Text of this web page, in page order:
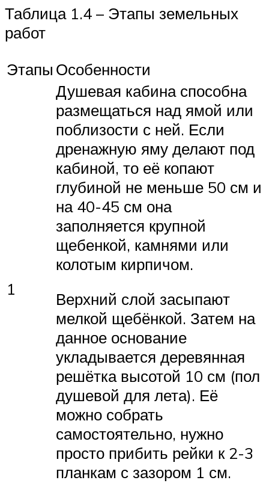
Таблица 1.4 – Этапы земельных
работ
Этапы Особенности
1
Душевая кабина способна
размещаться над ямой или
поблизости с ней. Если
дренажную яму делают под
кабиной, то её копают
глубиной не меньше 50 см и
на 40-45 см она
заполняется крупной
щебенкой, камнями или
колотым кирпичом.
Верхний слой засыпают
мелкой щебёнкой. Затем на
данное основание
укладывается деревянная
решётка высотой 10 см (пол
душевой для лета). Её
можно собрать
самостоятельно, нужно
просто прибить рейки к 2-3
планкам с зазором 1 см.